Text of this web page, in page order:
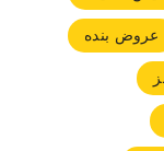
عروض بنده